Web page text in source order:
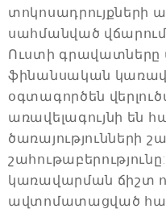
տոկոսադրույքների
սահմանված
Ուստի գրավատները
ֆինանսական
օգտագործեն
առավելագույնի են
ծառայությունների
կառավարման ճիշտ
ավտոմատացված